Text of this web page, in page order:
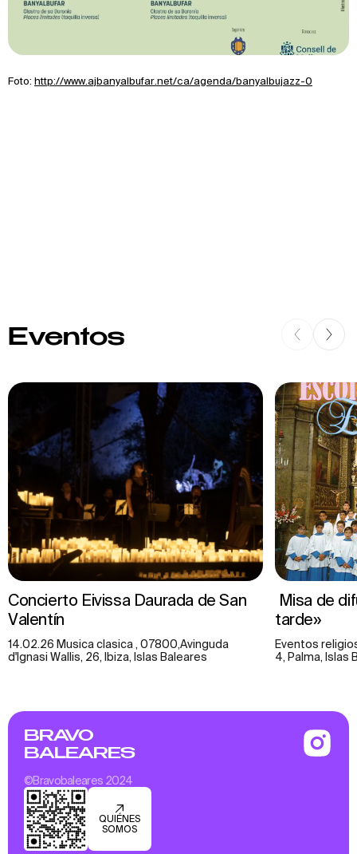
Foto: http://www.ajbanyalbufar.net/ca/agenda/banyalbujazz-0
Eventos
Concierto Eivissa Daurada de San
Valentín
14.02.26 Musica clasica , 07800,Avinguda
d'Ignasi Wallis, 26, Ibiza, Islas Baleares
Misa de
tarde»
Eventos
4, Palma, Islas
BRAVO
BALEARES
©Bravobaleares 2024
QUIÉNES
SOMOS